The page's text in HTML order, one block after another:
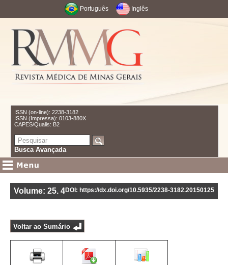
Português Inglês
ISSN (on-line): 2238-3182
ISSN (Impressa): 0103-880X
CAPES/Qualis: B2
Busca Avançada
Volume: 25. 4DOI: https://dx.doi.org/10.5935/2238-3182.20150125
Voltar ao Sumário